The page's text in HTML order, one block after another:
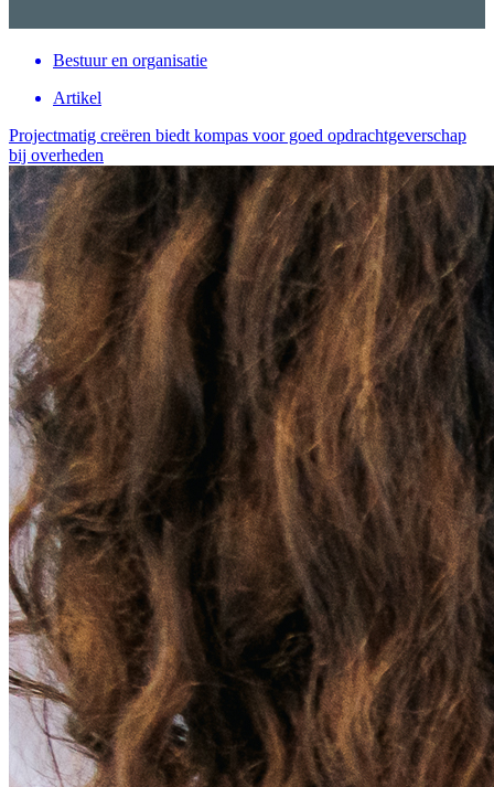
Bestuur en organisatie
Artikel
Projectmatig creëren biedt kompas voor goed opdrachtgeverschap
bij overheden